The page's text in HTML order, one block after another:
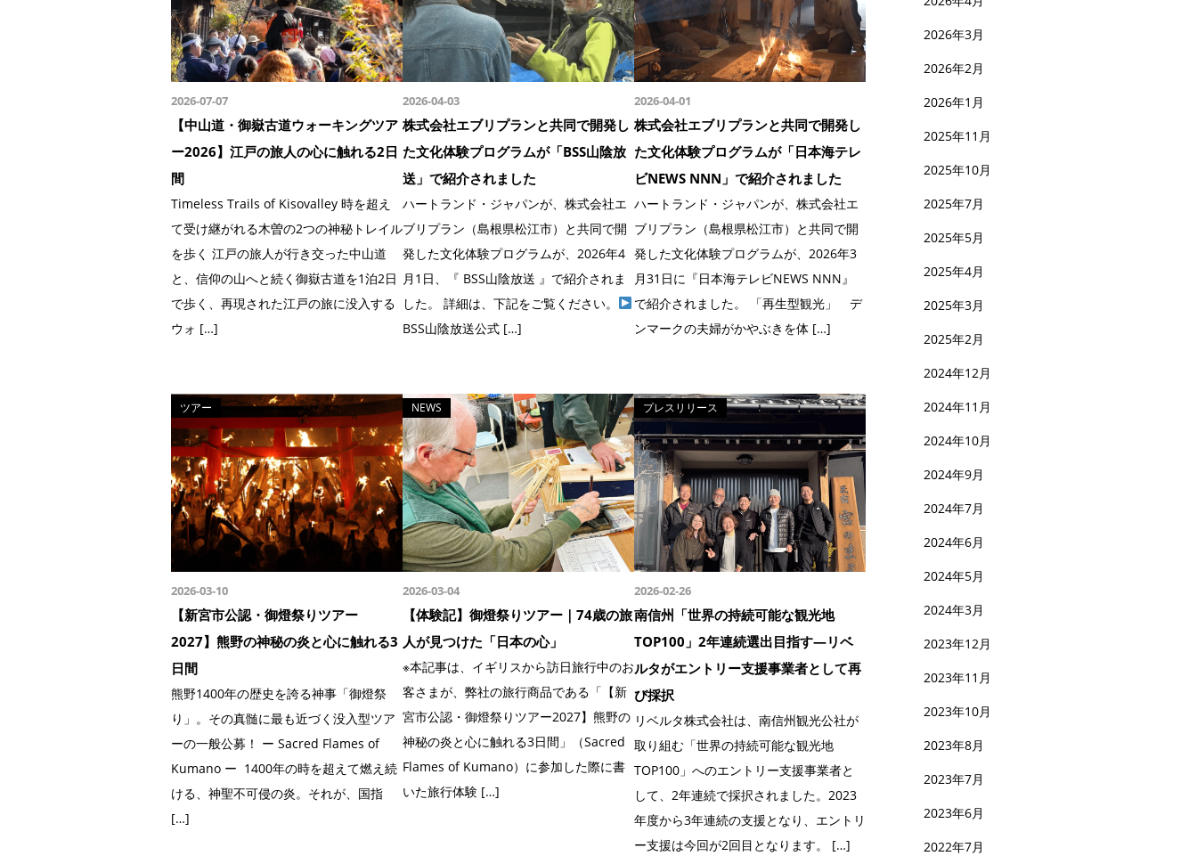
2026-07-07
【中山道・御嶽古道ウォーキングツア
ー2026】江戸の旅人の心に触れる2日
間
Timeless Trails of Kisovalley 時を超え
て受け継がれる木曽の2つの神秘トレイル
を歩く 江戸の旅人が行き交った中山道
と、信仰の山へと続く御嶽古道を1泊2日
で歩く、再現された江戸の旅に没入する
ウォ […]
2026-04-03
株式会社エブリプランと共同で開発し
た文化体験プログラムが「BSS山陰放
送」で紹介されました
ハートランド・ジャパンが、株式会社エ
ブリプラン（島根県松江市）と共同で開
発した文化体験プログラムが、2026年4
月1日、『 BSS山陰放送 』で紹介されま
した。 詳細は、下記をご覧ください。
BSS山陰放送公式 […]
2026-04-01
株式会社エブリプランと共同で開発し
た文化体験プログラムが「日本海テレ
ビNEWS NNN」で紹介されました
ハートランド・ジャパンが、株式会社エ
ブリプラン（島根県松江市）と共同で開
発した文化体験プログラムが、2026年3
月31日に『日本海テレビNEWS NNN』
で紹介されました。 「再生型観光」 デ
ンマークの夫婦がかやぶきを体 […]
ツアー
2026-03-10
【新宮市公認・御燈祭りツアー
2027】熊野の神秘の炎と心に触れる3
日間
熊野1400年の歴史を誇る神事「御燈祭
り」。その真髄に最も近づく没入型ツア
ーの一般公募！ ー Sacred Flames of
Kumano ー 1400年の時を超えて燃え続
ける、神聖不可侵の炎。それが、国指
[…]
NEWS
2026-03-04
【体験記】御燈祭りツアー｜74歳の旅
人が見つけた「日本の心」
※本記事は、イギリスから訪日旅行中のお
客さまが、弊社の旅行商品である「【新
宮市公認・御燈祭りツアー2027】熊野の
神秘の炎と心に触れる3日間」（Sacred
Flames of Kumano）に参加した際に書
いた旅行体験 […]
プレスリリース
2026-02-26
南信州「世界の持続可能な観光地
TOP100」2年連続選出目指す—リベ
ルタがエントリー支援事業者として再
び採択
リベルタ株式会社は、南信州観光公社が
取り組む「世界の持続可能な観光地
TOP100」へのエントリー支援事業者と
して、2年連続で採択されました。2023
年度から3年連続の支援となり、エントリ
ー支援は今回が2回目となります。 […]
2026年3月
2026年2月
2026年1月
2025年11月
2025年10月
2025年7月
2025年5月
2025年4月
2025年3月
2025年2月
2024年12月
2024年11月
2024年10月
2024年9月
2024年7月
2024年6月
2024年5月
2024年3月
2023年12月
2023年11月
2023年10月
2023年8月
2023年7月
2023年6月
2022年7月